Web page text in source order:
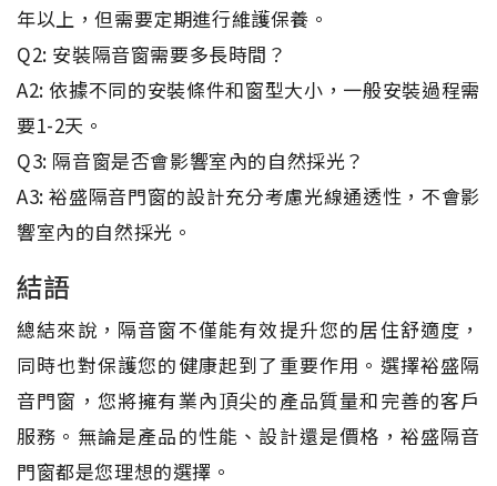
年以上，但需要定期進行維護保養。
Q2: 安裝隔音窗需要多長時間？
A2: 依據不同的安裝條件和窗型大小，一般安裝過程需
要1-2天。
Q3: 隔音窗是否會影響室內的自然採光？
A3: 裕盛隔音門窗的設計充分考慮光線通透性，不會影
響室內的自然採光。
結語
總結來說，隔音窗不僅能有效提升您的居住舒適度，
同時也對保護您的健康起到了重要作用。選擇裕盛隔
音門窗，您將擁有業內頂尖的產品質量和完善的客戶
服務。無論是產品的性能、設計還是價格，裕盛隔音
門窗都是您理想的選擇。